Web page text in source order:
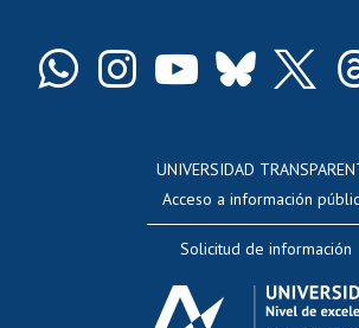
Docentes
Evaluación docente
Calificación académica
Postulación al AUCAI
UNIVERSIDAD
Acceso a información
Solicitud de información